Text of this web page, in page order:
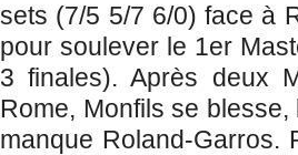
sets (7/5 5/7 6/0) face à
pour soulever le 1er
3 finales). Après deux
Rome, Monfils se
manque Roland-Garros.